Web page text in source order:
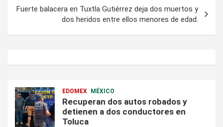
Fuerte balacera en Tuxtla Gutiérrez deja dos muertos y
dos heridos entre ellos menores de edad.
EDOMEX MÉXICO
Recuperan dos autos robados y
detienen a dos conductores en
Toluca